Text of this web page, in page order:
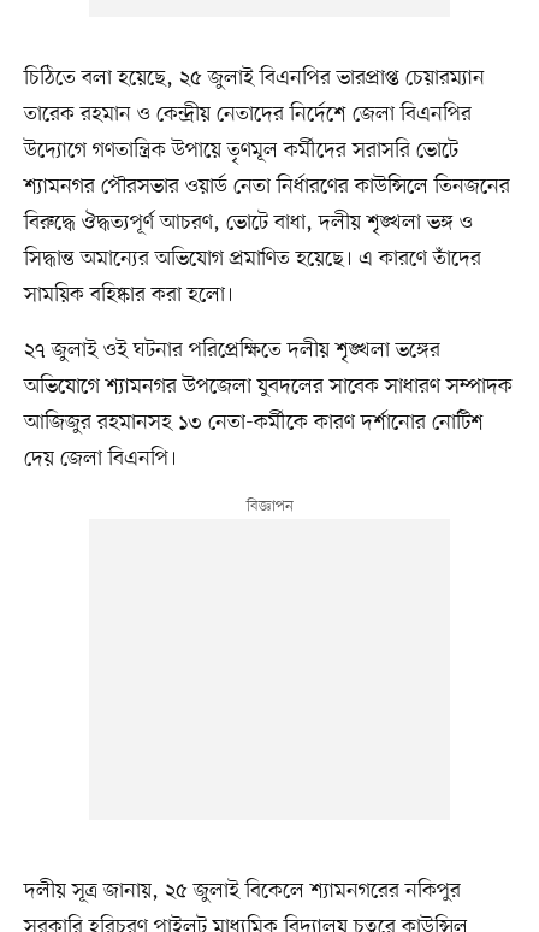
চিঠিতে বলা হয়েছে, ২৫ জুলাই বিএনপির ভারপ্রাপ্ত চেয়ারম্যান
তারেক রহমান ও কেন্দ্রীয় নেতাদের নির্দেশে জেলা বিএনপির
উদ্যোগে গণতান্ত্রিক উপায়ে তৃণমূল কর্মীদের সরাসরি ভোটে
শ্যামনগর পৌরসভার ওয়ার্ড নেতা নির্ধারণের কাউন্সিলে তিনজনের
বিরুদ্ধে ঔদ্ধত্যপূর্ণ আচরণ, ভোটে বাধা, দলীয় শৃঙ্খলা ভঙ্গ ও
সিদ্ধান্ত অমান্যের অভিযোগ প্রমাণিত হয়েছে। এ কারণে তাঁদের
সাময়িক বহিষ্কার করা হলো।
২৭ জুলাই ওই ঘটনার পরিপ্রেক্ষিতে দলীয় শৃঙ্খলা ভঙ্গের
অভিযোগে শ্যামনগর উপজেলা যুবদলের সাবেক সাধারণ সম্পাদক
আজিজুর রহমানসহ ১৩ নেতা-কর্মীকে কারণ দর্শানোর নোটিশ
দেয় জেলা বিএনপি।
দলীয় সূত্র জানায়, ২৫ জুলাই বিকেলে শ্যামনগরের নকিপুর